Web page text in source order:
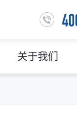
关于我们